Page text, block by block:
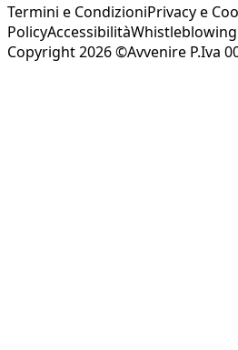
Termini e CondizioniPrivacy e
PolicyAccessibilitàWhistleblowing
Copyright 2026 ©Avvenire P.Iva